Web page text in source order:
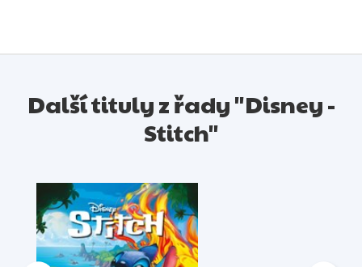
Další tituly z řady "Disney -
Stitch"